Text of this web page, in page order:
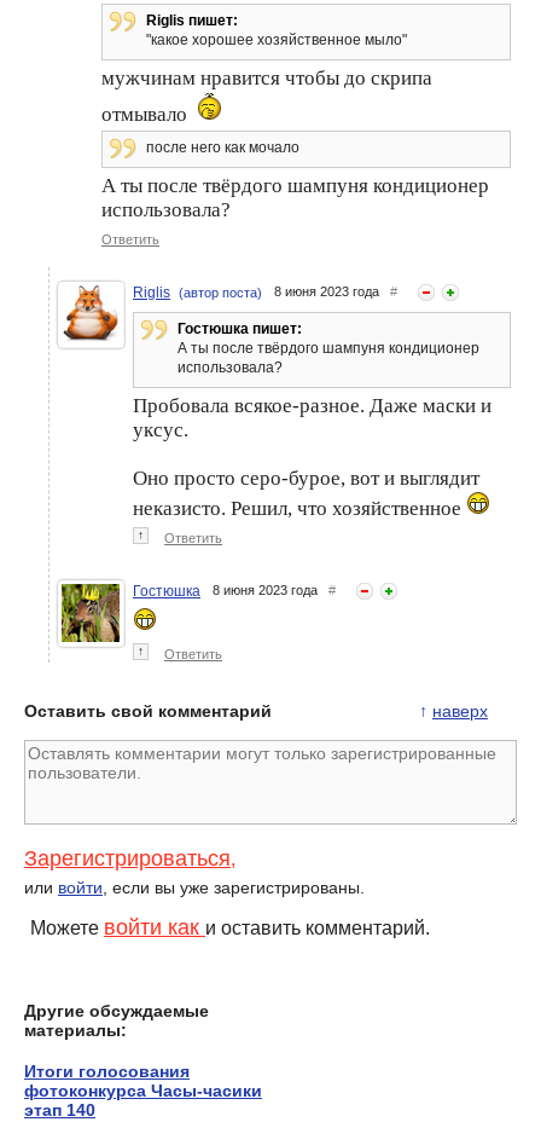
Riglis пишет:
"какое хорошее хозяйственное мыло"
мужчинам нравится чтобы до скрипа
отмывало
после него как мочало
А ты после твёрдого шампуня кондиционер
использовала?
Ответить
Riglis (автор поста) 8 июня 2023 года #
Гостюшка пишет:
А ты после твёрдого шампуня кондиционер
использовала?
Пробовала всякое-разное. Даже маски и
уксус.
Оно просто серо-бурое, вот и выглядит
неказисто. Решил, что хозяйственное
↑ Ответить
Гостюшка 8 июня 2023 года #
↑ Ответить
↑ наверх
Оставить свой комментарий
Зарегистрироваться,
или войти , если вы уже зарегистрированы.
Можете войти как и оставить комментарий.
Другие обсуждаемые
материалы:
Итоги голосования
фотоконкурса Часы-часики
этап 140